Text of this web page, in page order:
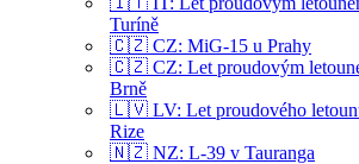
Turíně
🇨🇿 CZ: MiG-15 u Prahy
🇨🇿 CZ: Let proudovým
Brně
🇱🇻 LV: Let proudového
Rize
🇳🇿 NZ: L-39 v Tauranga